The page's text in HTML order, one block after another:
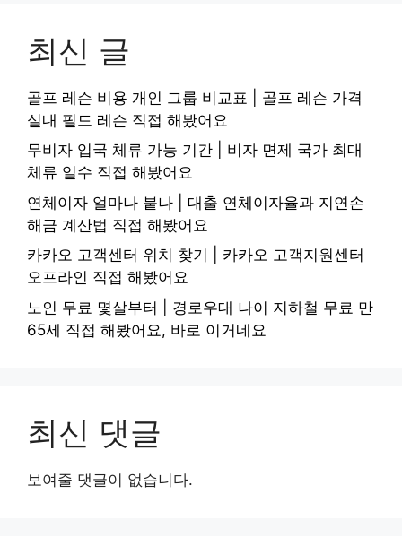
최신 글
골프 레슨 비용 개인 그룹 비교표 | 골프 레슨 가격
실내 필드 레슨 직접 해봤어요
무비자 입국 체류 가능 기간 | 비자 면제 국가 최대
체류 일수 직접 해봤어요
연체이자 얼마나 붙나 | 대출 연체이자율과 지연손
해금 계산법 직접 해봤어요
카카오 고객센터 위치 찾기 | 카카오 고객지원센터
오프라인 직접 해봤어요
노인 무료 몇살부터 | 경로우대 나이 지하철 무료 만
65세 직접 해봤어요, 바로 이거네요
최신 댓글
보여줄 댓글이 없습니다.